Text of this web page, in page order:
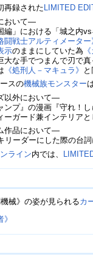
再録されたLIMITED
おいて―
編」における「城之内
闘戦士アルティメーター
示のままにしていた為
大な手でつまんで刃で
《処刑人－マキュラ》 と
スの機械族モンスター
以外において―
ンプ』の漫画『守れ！
ーガード兼インテリアと
作品において―
リーダーにした際の台
ライン内では、
械》の姿が見られるカ